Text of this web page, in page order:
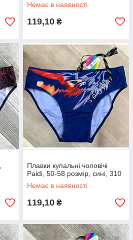
Немає в наявності
119,10 ₴
Плавки купальні чоловічі
Paidi, 50-58 розмір, сині, 310
Немає в наявності
119,10 ₴